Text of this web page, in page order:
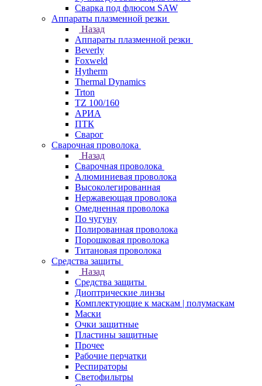
Сварка под флюсом SAW
Аппараты плазменной резки
Назад
Аппараты плазменной резки
Beverly
Foxweld
Hytherm
Thermal Dynamics
Trton
TZ 100/160
АРИА
ПТК
Сварог
Сварочная проволока
Назад
Сварочная проволока
Алюминиевая проволока
Высоколегированная
Нержавеющая проволока
Омедненная проволока
По чугуну
Полированная проволока
Порошковая проволока
Титановая проволока
Средства защиты
Назад
Средства защиты
Диоптрические линзы
Комплектующие к маскам | полумаскам
Маски
Очки защитные
Пластины защитные
Прочее
Рабочие перчатки
Респираторы
Светофильтры